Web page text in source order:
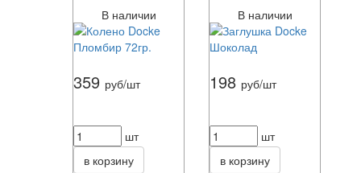
В наличии
359 руб/шт
шт
в корзину
В наличии
198 руб/шт
шт
в корзину